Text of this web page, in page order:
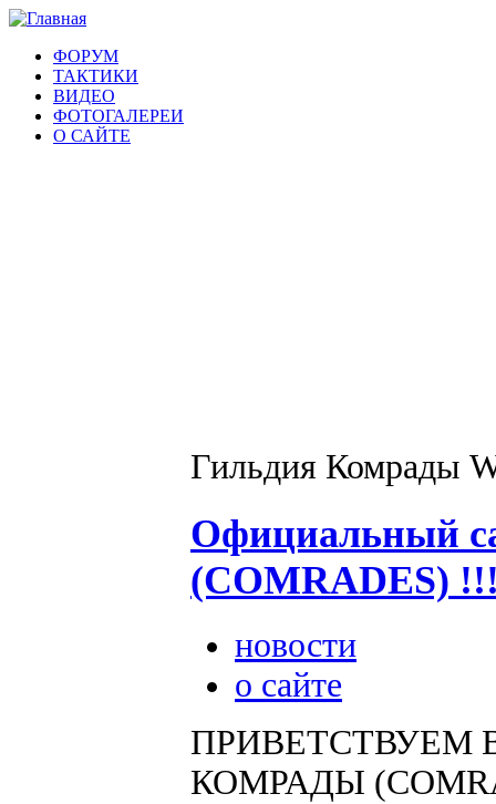
ФОРУМ
ТАКТИКИ
ВИДЕО
ФОТОГАЛЕРЕИ
О САЙТЕ
Гильдия Комрады
Официальный
(COMRADES)
новости
о сайте
ПРИВЕТСТВУЕМ
КОМРАДЫ